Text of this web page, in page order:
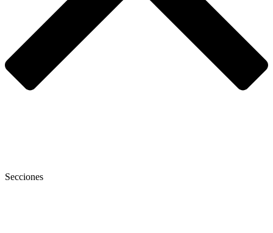
Secciones